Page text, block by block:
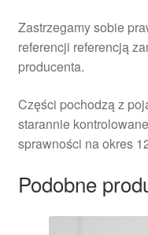
Zastrzegamy sobie
referencji referencją
producenta.
Części pochodzą z
starannie
sprawności na okres
Podobne